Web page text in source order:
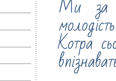
Ми за
Котра